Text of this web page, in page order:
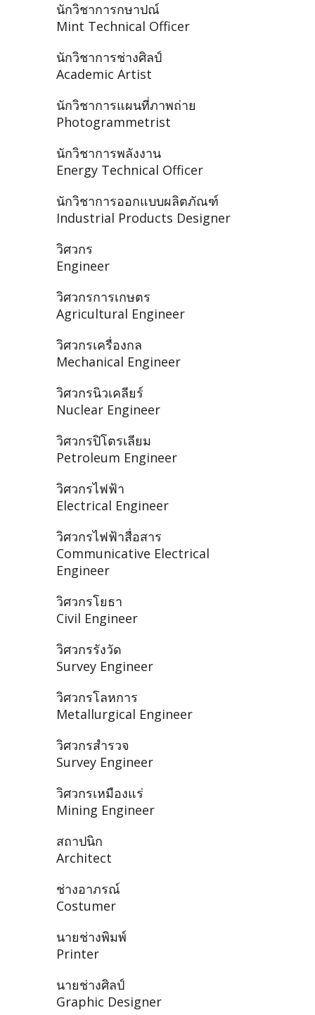
นักวิชาการกษาปณ์
Mint Technical Officer
นักวิชาการช่างศิลป์
Academic Artist
นักวิชาการแผนที่ภาพถ่าย
Photogrammetrist
นักวิชาการพลังงาน
Energy Technical Officer
นักวิชาการออกแบบผลิตภัณฑ์
Industrial Products Designer
วิศวกร
Engineer
วิศวกรการเกษตร
Agricultural Engineer
วิศวกรเครื่องกล
Mechanical Engineer
วิศวกรนิวเคลียร์
Nuclear Engineer
วิศวกรปิโตรเลียม
Petroleum Engineer
วิศวกรไฟฟ้า
Electrical Engineer
วิศวกรไฟฟ้าสื่อสาร
Communicative Electrical
Engineer
วิศวกรโยธา
Civil Engineer
วิศวกรรังวัด
Survey Engineer
วิศวกรโลหการ
Metallurgical Engineer
วิศวกรสำรวจ
Survey Engineer
วิศวกรเหมืองแร่
Mining Engineer
สถาปนิก
Architect
ช่างอาภรณ์
Costumer
นายช่างพิมพ์
Printer
นายช่างศิลป์
Graphic Designer